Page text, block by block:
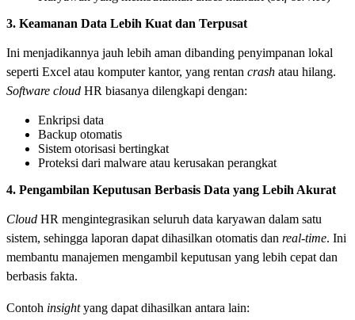
3. Keamanan Data Lebih Kuat dan Terpusat
Ini menjadikannya jauh lebih aman dibanding penyimpanan lokal
seperti Excel atau komputer kantor, yang rentan crash atau hilang.
Software cloud HR biasanya dilengkapi dengan:
Enkripsi data
Backup otomatis
Sistem otorisasi bertingkat
Proteksi dari malware atau kerusakan perangkat
4. Pengambilan Keputusan Berbasis Data yang Lebih Akurat
Cloud HR mengintegrasikan seluruh data karyawan dalam satu
sistem, sehingga laporan dapat dihasilkan otomatis dan real-time. Ini
membantu manajemen mengambil keputusan yang lebih cepat dan
berbasis fakta.
Contoh insightyang dapat dihasilkan antara lain: